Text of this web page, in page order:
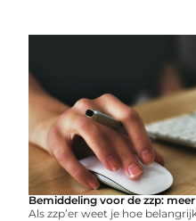
Bemiddeling voor de zzp:
Als zzp’er weet je hoe